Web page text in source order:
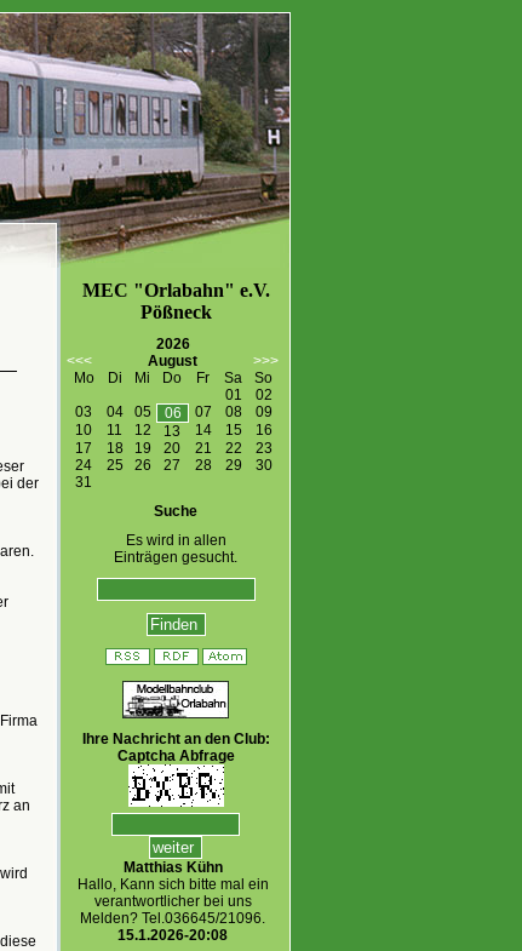
der
an
MEC "Orlabahn" e.V.
Pößneck
2026
<<<
August
>>>
Mo
Di Mi Do Fr Sa
So
01
02
03
04 05 06 07 08
09
10
11 12 13 14 15
16
17
18 19 20 21 22
23
24
25 26 27 28 29
30
31
Suche
Es wird in allen
Einträgen gesucht.
Ihre Nachricht an den Club:
Captcha Abfrage
Matthias Kühn
Hallo, Kann sich bitte mal ein
verantwortlicher bei uns
Melden? Tel.036645/21096.
15.1.2026-20:08